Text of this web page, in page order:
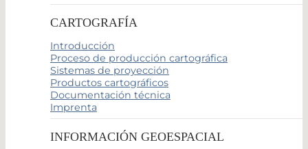
CARTOGRAFÍA
Introducción
Proceso de producción cartográfica
Sistemas de proyección
Productos cartográficos
Documentación técnica
Imprenta
INFORMACIÓN GEOESPACIAL